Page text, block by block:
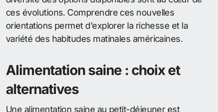
ces évolutions. Comprendre ces nouvelles
orientations permet d’explorer la richesse et la
variété des habitudes matinales américaines.
Alimentation saine : choix et
alternatives
Une alimentation saine au petit-déjeuner est